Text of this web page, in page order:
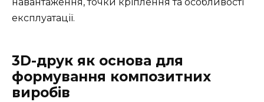
експлуатації.
3D-друк як основа для
формування композитних
виробів